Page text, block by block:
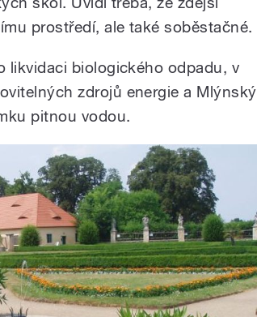
prostředí, ale také soběstačné.
likvidaci biologického odpadu, v
zdrojů energie a Mlýnský
pitnou vodou.